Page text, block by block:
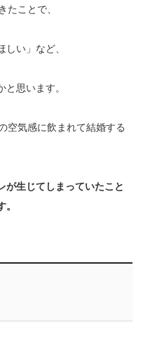
たことで、
しい」など、
思います。
空気感に飲まれて結婚する
が生じてしまっていたこと